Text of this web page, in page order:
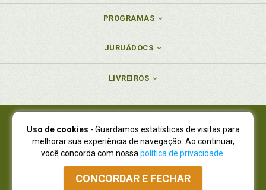
PROGRAMAS
JURUÁDOCS
LIVREIROS
Juruá Editora Ltda., CNPJ 77.535.508/0001-19
Juruá Informática Ltda., CNPJ 01.701.561/0001-80
NOVO ENDEREÇO:R. Flávio Dallegrave, 7665, São Lourenço |
Curitiba - Paraná - CEP 82210-310
Atendimento: (41) 4009-3900|Vendas Atacado: (41) 4009-3939
Uso de cookies - Guardamos estatísticas de visitas para
melhorar sua experiência de navegação. Ao continuar,
você concorda com nossa política de privacidade
CONCORDAR E FECHAR